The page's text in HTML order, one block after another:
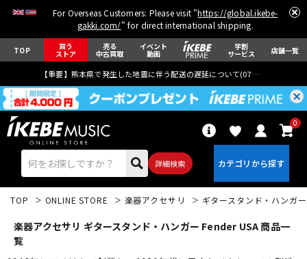
For Overseas Customers: Please visit "https://global.ikebe-
gakki.com/" for direct international shipping.
TOP 買う
ストア
売る
中古買取
イベント
動画
学割
サービス 店舗一覧
【重要】熊本県で発生した地震に伴う配送の遅延について(07月29日
詳細検索
0
TOP ONLINE STORE 楽器アクセサリ ギタースタンド・ハンガー
楽器アクセサリ ギタースタンド・ハンガー Fender USA 商品一
覧